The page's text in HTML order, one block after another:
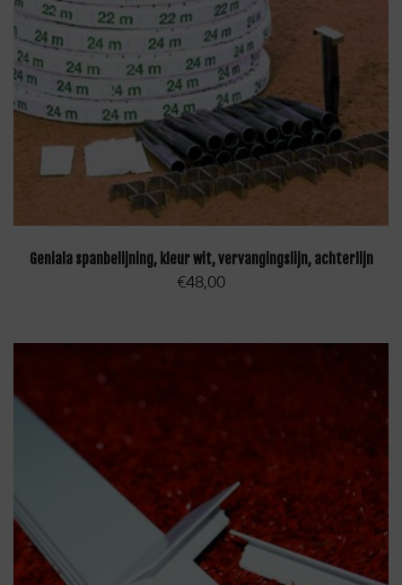
TOEVOEGEN AAN WINKELWAGEN
Geniala spanbelijning, kleur wit, vervangingslijn, achterlijn
€48,00